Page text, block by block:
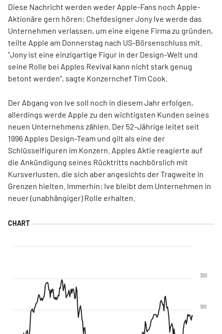
Diese Nachricht werden weder Apple-Fans noch Apple-
Aktionäre gern hören: Chefdesigner Jony Ive werde das
Unternehmen verlassen, um eine eigene Firma zu gründen,
teilte Apple am Donnerstag nach US-Börsenschluss mit.
"Jony ist eine einzigartige Figur in der Design-Welt und
seine Rolle bei Apples Revival kann nicht stark genug
betont werden", sagte Konzernchef Tim Cook.
Der Abgang von Ive soll noch in diesem Jahr erfolgen,
allerdings werde Apple zu den wichtigsten Kunden seines
neuen Unternehmens zählen. Der 52-Jährige leitet seit
1996 Apples Design-Team und gilt als eine der
Schlüsselfiguren im Konzern. Apples Aktie reagierte auf
die Ankündigung seines Rücktritts nachbörslich mit
Kursverlusten, die sich aber angesichts der Tragweite in
Grenzen hielten. Immerhin: Ive bleibt dem Unternehmen in
neuer (unabhängiger) Rolle erhalten.
180
200